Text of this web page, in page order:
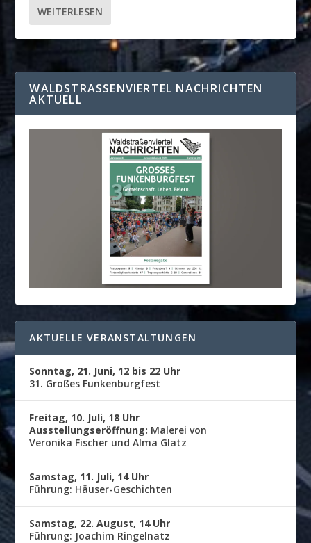
WEITERLESEN
WALDSTRASSENVIERTEL NACHRICHTEN A
KTUELL
AKTUELLE VERANSTALTUNGEN
Sonntag, 21. Juni, 12 bis 22 Uhr
31. Großes Funkenburgfest
Freitag, 10. Juli, 18 Uhr
Ausstellungseröffnung: Malerei von
Veronika Fischer und Alma Glatz
Samstag, 11. Juli, 14 Uhr
Führung: Häuser-Geschichten
Samstag, 22. August, 14 Uhr
Führung: Joachim Ringelnatz